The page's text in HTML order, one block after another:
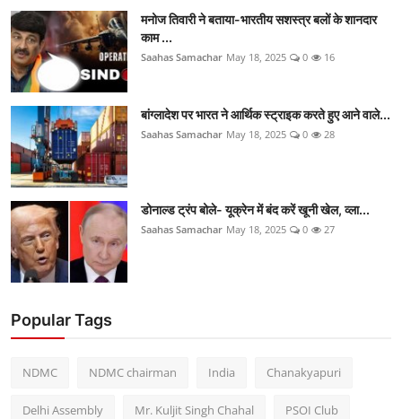
मनोज तिवारी ने बताया-भारतीय सशस्त्र बलों के शानदार
काम ...
Saahas Samachar May 18, 2025 0 16
बांग्लादेश पर भारत ने आर्थिक स्ट्राइक करते हुए आने वाले...
Saahas Samachar May 18, 2025 0 28
डोनाल्ड ट्रंप बोले- यूक्रेन में बंद करें खूनी खेल, व्ला...
Saahas Samachar May 18, 2025 0 27
Popular Tags
NDMC NDMC chairman India Chanakyapuri
Delhi Assembly Mr. Kuljit Singh Chahal PSOI Club